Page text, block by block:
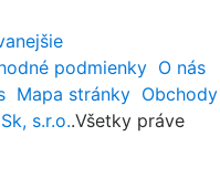
podmienky O nás
Mapa stránky Obchody
s.r.o..Všetky práve